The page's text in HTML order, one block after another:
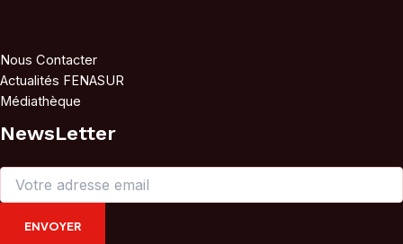
Nous Contacter
Actualités FENASUR
Médiathèque
NewsLetter